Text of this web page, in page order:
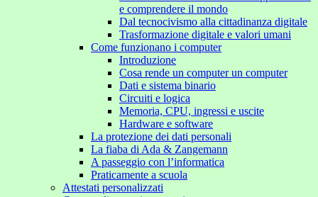
e comprendere il mondo
Dal tecnocivismo alla cittadinanza digitale
Trasformazione digitale e valori umani
Come funzionano i computer
Introduzione
Cosa rende un computer un computer
Dati e sistema binario
Circuiti e logica
Memoria, CPU, ingressi e uscite
Hardware e software
La protezione dei dati personali
La fiaba di Ada & Zangemann
A passeggio con l’informatica
Praticamente a scuola
Attestati personalizzati